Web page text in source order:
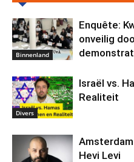
Binnenland
Enquête:
onveilig
Divers
Israël vs.
Realiteit
Hevi Levi